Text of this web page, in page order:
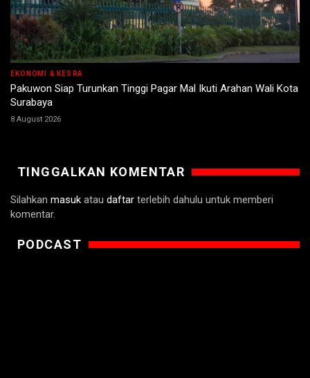
EKONOMI & KESRA
Pakuwon Siap Turunkan Tinggi Pagar Mal Ikuti Arahan Wali Kota
Surabaya
8 August 2026
TINGGALKAN KOMENTAR
Silahkan masuk atau daftar terlebih dahulu untuk memberi
komentar.
PODCAST